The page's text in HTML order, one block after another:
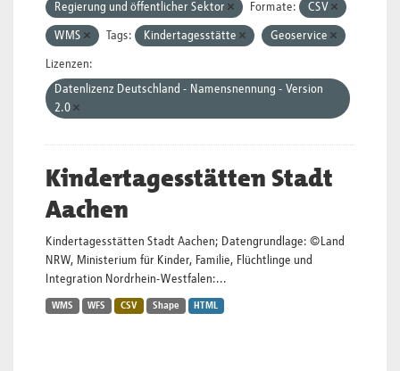
Regierung und öffentlicher Sektor Formate: CSV
WMS Tags: Kindertagesstätte Geoservice
Lizenzen:
Datenlizenz Deutschland - Namensnennung - Version
2.0
Kindertagesstätten Stadt
Aachen
Kindertagesstätten Stadt Aachen; Datengrundlage: ©Land
NRW, Ministerium für Kinder, Familie, Flüchtlinge und
Integration Nordrhein-Westfalen:...
WMS WFS CSV Shape HTML